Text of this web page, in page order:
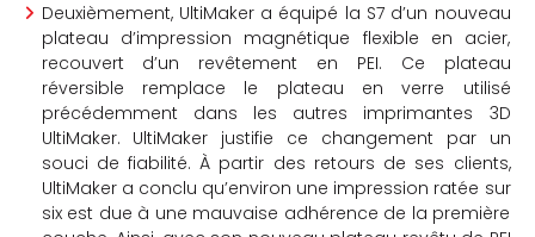
Deuxièmement, UltiMaker a équipé la S7 d’un nouveau
plateau d’impression magnétique flexible en acier,
recouvert d’un revêtement en PEI. Ce plateau
réversible remplace le plateau en verre utilisé
précédemment dans les autres imprimantes 3D
UltiMaker. UltiMaker justifie ce changement par un
souci de fiabilité. À partir des retours de ses clients,
UltiMaker a conclu qu’environ une impression ratée sur
six est due à une mauvaise adhérence de la première